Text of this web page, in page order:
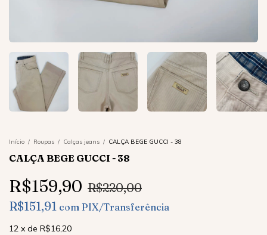
Início / Roupas / Calças jeans / CALÇA BEGE GUCCI - 38
CALÇA BEGE GUCCI - 38
R$159,90 R$220,00
R$151,91 com PIX/Transferência
12 x de R$16,20